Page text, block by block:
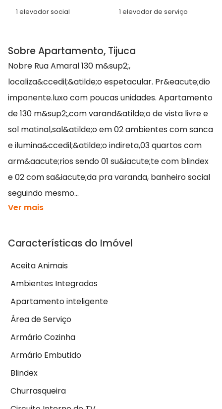
1 elevador social 1 elevador de serviço
Sobre Apartamento, Tijuca
Nobre Rua Amaral 130 m&sup2;,
localiza&ccedil;&atilde;o espetacular. Pr&eacute;dio
imponente.luxo com poucas unidades. Apartamento
de 130 m&sup2;,com varand&atilde;o de vista livre e
sol matinal,sal&atilde;o em 02 ambientes com sanca
e ilumina&ccedil;&atilde;o indireta,03 quartos com
arm&aacute;rios sendo 01 su&iacute;te com blindex
e 02 com sa&iacute;da pra varanda, banheiro social
seguindo mesmo...
Ver mais
Características do Imóvel
Aceita Animais
Ambientes Integrados
Apartamento inteligente
Área de Serviço
Armário Cozinha
Armário Embutido
Blindex
Churrasqueira